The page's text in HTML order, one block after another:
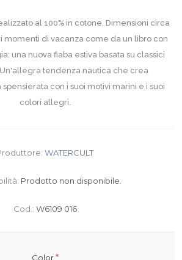
al 100% in cotone. Dimensioni circa
momenti di vacanza come da un libro con
una nuova fiaba estiva basata su classici
tendenza nautica che crea
con i suoi motivi marini e i suoi
colori allegri.
WATERCULT
Prodotto non disponibile.
Cod.: W6109 016
Color*